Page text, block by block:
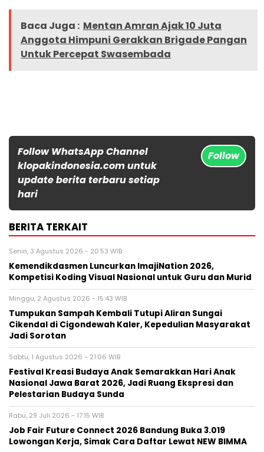
Baca Juga : Mentan Amran Ajak 10 Juta
Anggota Himpuni Gerakkan Brigade Pangan
Untuk Percepat Swasembada
Follow WhatsApp Channel
klopakindonesia.com untuk
update berita terbaru setiap
hari
Follow
BERITA TERKAIT
Senin, 3 Agustus 2026 - 20:53 WIB
Kemendikdasmen Luncurkan ImajiNation 2026,
Kompetisi Koding Visual Nasional untuk Guru dan Murid
Minggu, 2 Agustus 2026 - 15:43 WIB
Tumpukan Sampah Kembali Tutupi Aliran Sungai
Cikendal di Cigondewah Kaler, Kepedulian Masyarakat
Jadi Sorotan
Sabtu, 1 Agustus 2026 - 21:06 WIB
Festival Kreasi Budaya Anak Semarakkan Hari Anak
Nasional Jawa Barat 2026, Jadi Ruang Ekspresi dan
Pelestarian Budaya Sunda
Rabu, 29 Juli 2026 - 17:15 WIB
Job Fair Future Connect 2026 Bandung Buka 3.019
Lowongan Kerja, Simak Cara Daftar Lewat NEW BIMMA